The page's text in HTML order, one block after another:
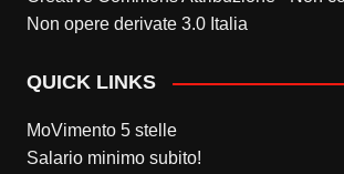
Non opere derivate 3.0 Italia
QUICK LINKS
MoVimento 5 stelle
Salario minimo subito!